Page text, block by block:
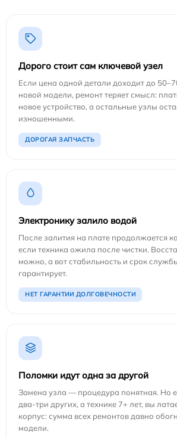
Дорого стоит сам ключевой узел
Если цена одной детали доходит до
новой модели, ремонт теряет смысл:
новое устройство, а остальные узлы
изношенными.
ДОРОГАЯ ЗАПЧАСТЬ
Электронику залило водой
После залития на плате продолжается
если техника ожила после чистки.
можно, а вот стабильность и срок
гарантирует.
НЕТ ГАРАНТИИ ДОЛГОВЕЧНОСТИ
Поломки идут одна за другой
Замена узла — процедура понятная. Но
два-три других, а технике 7+ лет, вы
корпус: сумма всех ремонтов давно
модели.